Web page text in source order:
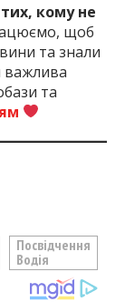
кому не
щоб
та знали
важлива
та
Посвідчення
Водія